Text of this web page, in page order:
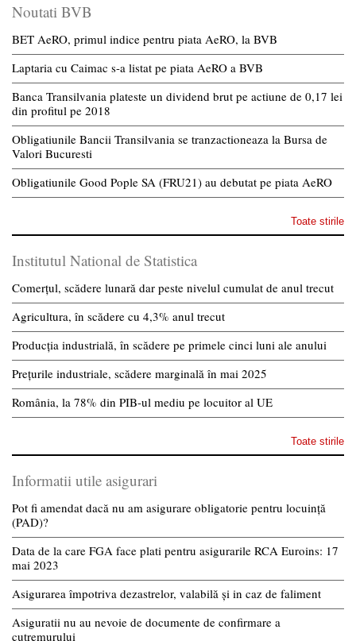
Noutati BVB
BET AeRO, primul indice pentru piata AeRO, la BVB
Laptaria cu Caimac s-a listat pe piata AeRO a BVB
Banca Transilvania plateste un dividend brut pe actiune de 0,17 lei
din profitul pe 2018
Obligatiunile Bancii Transilvania se tranzactioneaza la Bursa de
Valori Bucuresti
Obligatiunile Good Pople SA (FRU21) au debutat pe piata AeRO
Toate stirile
Institutul National de Statistica
Comerțul, scădere lunară dar peste nivelul cumulat de anul trecut
Agricultura, în scădere cu 4,3% anul trecut
Producția industrială, în scădere pe primele cinci luni ale anului
Prețurile industriale, scădere marginală în mai 2025
România, la 78% din PIB-ul mediu pe locuitor al UE
Toate stirile
Informatii utile asigurari
Pot fi amendat dacă nu am asigurare obligatorie pentru locuință
(PAD)?
Data de la care FGA face plati pentru asigurarile RCA Euroins: 17
mai 2023
Asigurarea împotriva dezastrelor, valabilă și in caz de faliment
Asiguratii nu au nevoie de documente de confirmare a
cutremurului